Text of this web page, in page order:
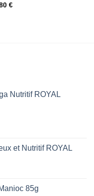
€
Nutritif ROYAL
et Nutritif ROYAL
85g